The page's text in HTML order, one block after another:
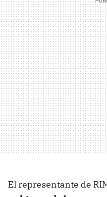
El representante de